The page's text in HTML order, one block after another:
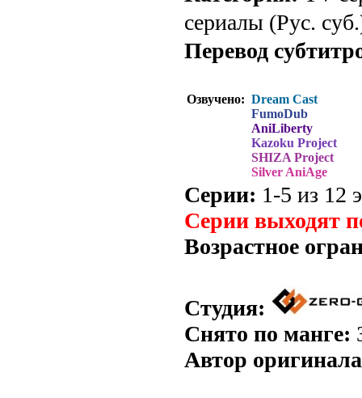
сериалы (Рус.
Перевод
Озвучено: Dream Cast
FumoDub
AniLiberty
Kazoku Project
SHIZA Project
Silver AniAge
Серии: 1-5 из 12
Серии выходят
Возрастное
Студия:
Снято по манге:
Автор